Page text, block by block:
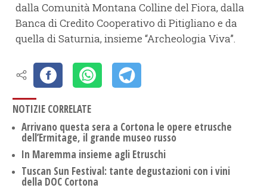
dalla Comunità Montana Colline del Fiora, dalla
Banca di Credito Cooperativo di Pitigliano e da
quella di Saturnia, insieme “Archeologia Viva”.
NOTIZIE CORRELATE
Arrivano questa sera a Cortona le opere etrusche
dell’Ermitage, il grande museo russo
In Maremma insieme agli Etruschi
Tuscan Sun Festival: tante degustazioni con i vini
della DOC Cortona